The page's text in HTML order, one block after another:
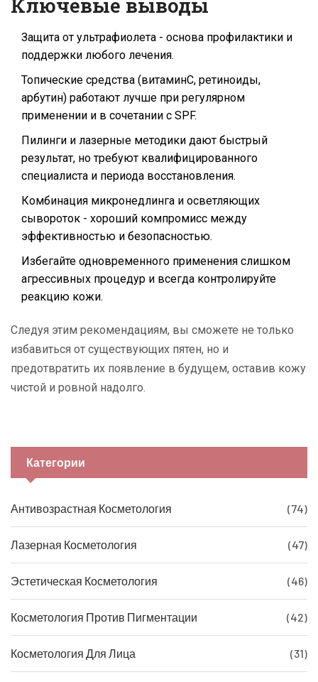
Ключевые выводы
Защита от ультрафиолета - основа профилактики и
поддержки любого лечения.
Топические средства (витаминC, ретиноиды,
арбутин) работают лучше при регулярном
применении и в сочетании с SPF.
Пилинги и лазерные методики дают быстрый
результат, но требуют квалифицированного
специалиста и периода восстановления.
Комбинация микронедлинга и осветляющих
сывороток - хороший компромисс между
эффективностью и безопасностью.
Избегайте одновременного применения слишком
агрессивных процедур и всегда контролируйте
реакцию кожи.
Следуя этим рекомендациям, вы сможете не только
избавиться от существующих пятен, но и
предотвратить их появление в будущем, оставив кожу
чистой и ровной надолго.
Категории
Антивозрастная Косметология (74)
Лазерная Косметология (47)
Эстетическая Косметология (46)
Косметология Против Пигментации (42)
Косметология Для Лица (31)